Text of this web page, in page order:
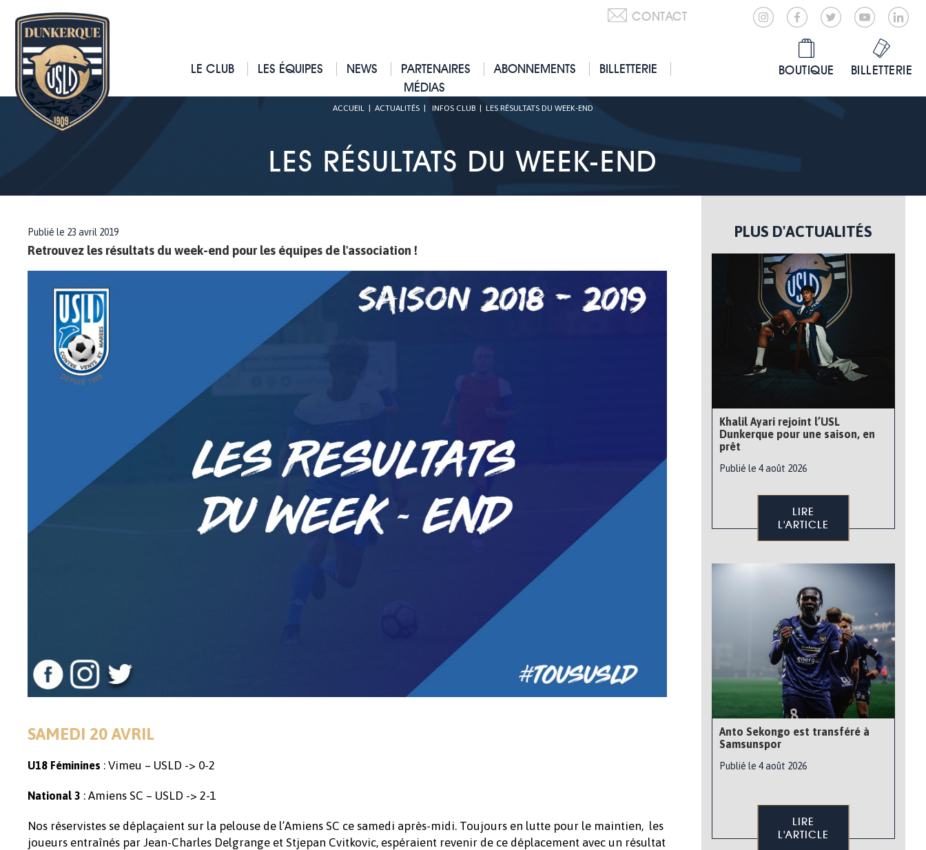
CONTACT
LE CLUB LES ÉQUIPES NEWS PARTENAIRES ABONNEMENTS
BILLETTERIE
MÉDIAS
BOUTIQUE BILLETTERIE
ACCUEIL ACTUALITÉS INFOS CLUB LES RÉSULTATS DU WEEK-END
LES RÉSULTATS DU WEEK-END
Publié le 23 avril 2019
Retrouvez les résultats du week-end pour les équipes de l'association !
SAMEDI 20 AVRIL
U18 Féminines : Vimeu – USLD -> 0-2
National 3 : Amiens SC – USLD -> 2-1
Nos réservistes se déplaçaient sur la pelouse de l’Amiens SC ce samedi après-midi. Toujours en lutte pour le maintien, les
joueurs entraînés par Jean-Charles Delgrange et Stjepan Cvitkovic, espéraient revenir de ce déplacement avec un résultat
PLUS D'ACTUALITÉS
Khalil Ayari rejoint l’USL
Dunkerque pour une saison, en
prêt
Publié le 4 août 2026
LIRE
L'ARTICLE
Anto Sekongo est transféré à
Samsunspor
Publié le 4 août 2026
LIRE
L'ARTICLE